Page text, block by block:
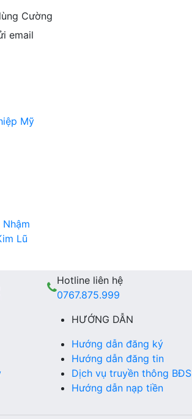
Cường
email
Mỹ
Lũ
Hotline liên hệ
0767.875.999
HƯỚNG DẪN
Hướng dẫn đăng ký
Hướng dẫn đăng tin
Dịch vụ truyền thông BĐS
Hướng dẫn nạp tiền